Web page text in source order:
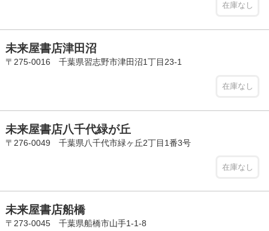
在庫なし
未来屋書店津田沼
〒275-0016 千葉県習志野市津田沼1丁目23-1
在庫なし
未来屋書店八千代緑が丘
〒276-0049 千葉県八千代市緑ヶ丘2丁目1番3号
在庫なし
未来屋書店船橋
〒273-0045 千葉県船橋市山手1-1-8